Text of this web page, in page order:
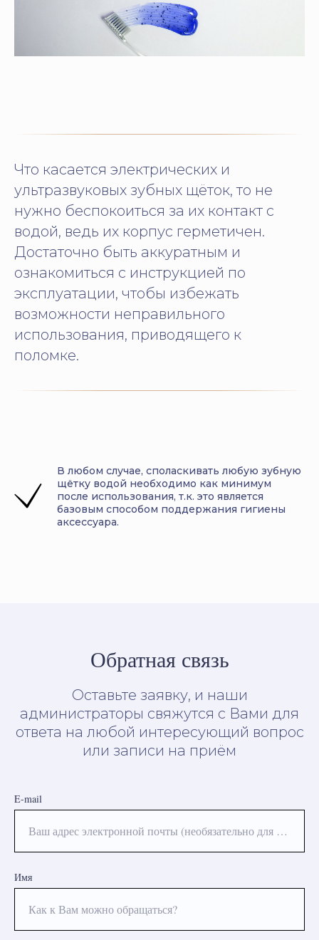
Что касается электрических и
ультразвуковых зубных щёток, то не
нужно беспокоиться за их контакт с
водой, ведь их корпус герметичен.
Достаточно быть аккуратным и
ознакомиться с инструкцией по
эксплуатации, чтобы избежать
возможности неправильного
использования, приводящего к
поломке.
В любом случае, споласкивать любую зубную
щётку водой необходимо как минимум
после использования, т.к. это является
базовым способом поддержания гигиены
аксессуара.
Обратная связь
Оставьте заявку, и наши
администраторы свяжутся с Вами для
ответа на любой интересующий вопрос
или записи на приём
E-mail
Ваш адрес электронной почты (необязательно для заполнения)
Имя
Как к Вам можно обращаться?